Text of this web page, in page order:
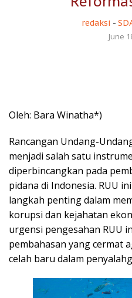
redaksi -
June
Oleh: Bara Winatha*)
Rancangan Undang-
menjadi salah satu
diperbincangkan pada
pidana di Indonesia. RUU
langkah penting dalam
korupsi dan kejahatan
urgensi pengesahan RUU
pembahasan yang cermat
celah baru dalam